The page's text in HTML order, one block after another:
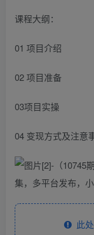
课程大纲：
01 项目介绍
02 项目准备
03项目实操
04 变现方式及注意
此处